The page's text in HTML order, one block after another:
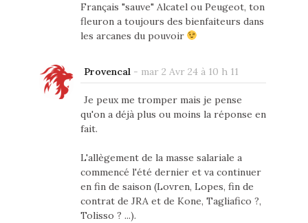
Français "sauve" Alcatel ou Peugeot, ton
fleuron a toujours des bienfaiteurs dans
les arcanes du pouvoir
Provencal- mar 2 Avr 24 à 10 h 11
Je peux me tromper mais je pense
qu'on a déjà plus ou moins la réponse en
fait.
L'allègement de la masse salariale a
commencé l'été dernier et va continuer
en fin de saison (Lovren, Lopes, fin de
contrat de JRA et de Kone, Tagliafico ?,
Tolisso ? ...).